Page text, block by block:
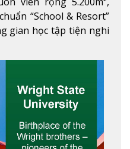
“School & Resort”
gian học tập tiện nghi